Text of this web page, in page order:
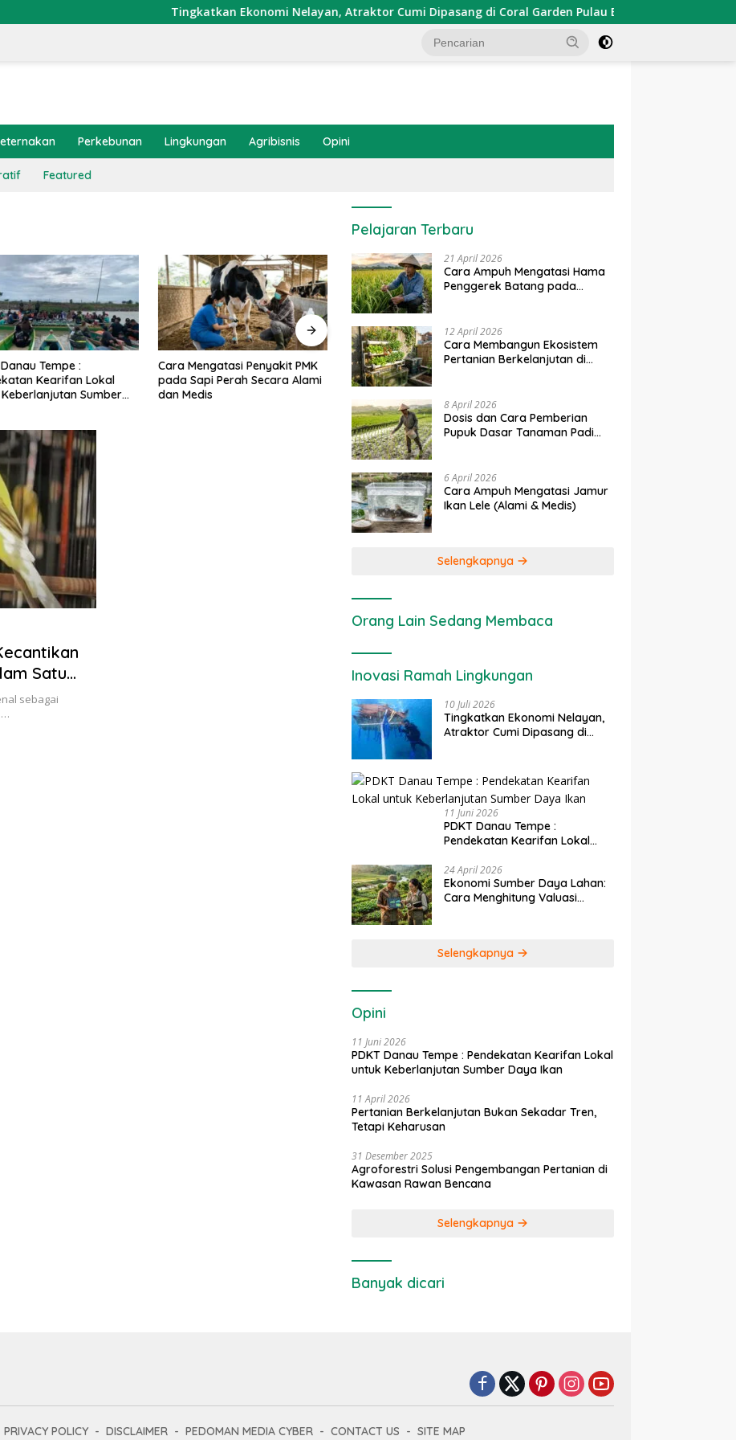
Tingkatkan Ekonomi Nelayan, Atraktor Cumi Dipasang di Coral Garden Pulau Barrang Caddi
Perkebunan Lingkungan Agribisnis Opini
Featured
:
Lokal
Sumber
Cara Mengatasi Penyakit PMK
pada Sapi Perah Secara Alami
dan Medis
Dosis dan Cara Pemupukan
Tanaman Padi pada Fase
Penerapan IoT dalam
Satu
sebagai
Pelajaran Terbaru
21 April 2026
Cara Ampuh Mengatasi Hama
Penggerek Batang pada
12 April 2026
Cara Membangun Ekosistem
Pertanian Berkelanjutan di
8 April 2026
Dosis dan Cara Pemberian
Pupuk Dasar Tanaman Padi
6 April 2026
Cara Ampuh Mengatasi Jamur
Ikan Lele (Alami & Medis)
Selengkapnya
Orang Lain Sedang Membaca
Inovasi Ramah Lingkungan
10 Juli 2026
Tingkatkan Ekonomi Nelayan,
Atraktor Cumi Dipasang di
11 Juni 2026
PDKT Danau Tempe :
Pendekatan Kearifan Lokal
Daya Ikan
24 April 2026
Ekonomi Sumber Daya Lahan:
Cara Menghitung Valuasi
Selengkapnya
Opini
11 Juni 2026
PDKT Danau Tempe : Pendekatan Kearifan Lokal
untuk Keberlanjutan Sumber Daya Ikan
11 April 2026
Pertanian Berkelanjutan Bukan Sekadar Tren,
Tetapi Keharusan
31 Desember 2025
Agroforestri Solusi Pengembangan Pertanian di
Kawasan Rawan Bencana
Selengkapnya
Banyak dicari
PRIVACY POLICY DISCLAIMER PEDOMAN MEDIA CYBER CONTACT US SITE MAP